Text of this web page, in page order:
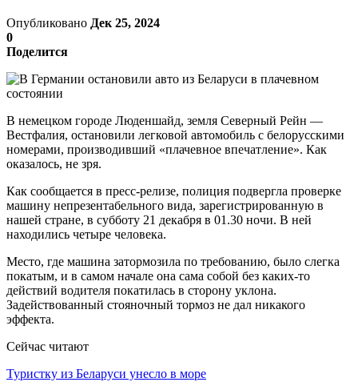
Опубликовано Дек 25, 2024
0
Поделится
В немецком городе Люденшайд, земля Северный Рейн —
Вестфалия, остановили легковой автомобиль с белорусскими
номерами, производивший «плачевное впечатление». Как
оказалось, не зря.
Как сообщается в пресс-релизе, полиция подвергла проверке
машину непрезентабельного вида, зарегистрированную в
нашей стране, в субботу 21 декабря в 01.30 ночи. В ней
находились четыре человека.
Место, где машина затормозила по требованию, было слегка
покатым, и в самом начале она сама собой без каких-то
действий водителя покатилась в сторону уклона.
Задействованный стояночный тормоз не дал никакого
эффекта.
Сейчас читают
Туристку из Беларуси унесло в море